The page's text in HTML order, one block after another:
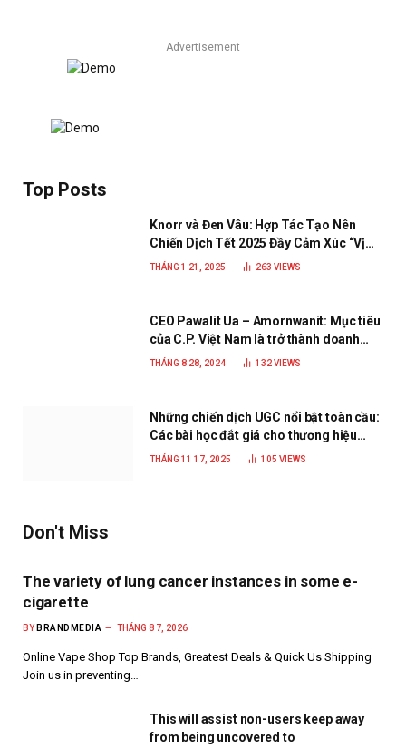
Advertisement
Top Posts
Knorr và Đen Vâu: Hợp Tác Tạo Nên
Chiến Dịch Tết 2025 Đầy Cảm Xúc “Vị
Nhà”
THÁNG 1 21, 2025 263 VIEWS
CEO Pawalit Ua – Amornwanit: Mục tiêu
của C.P. Việt Nam là trở thành doanh
nghiệp xanh, phát triển bền vững
THÁNG 8 28, 2024 132VIEWS
Những chiến dịch UGC nổi bật toàn cầu:
Các bài học đắt giá cho thương hiệu
năm 2025
THÁNG 11 17, 2025 105 VIEWS
Don't Miss
The variety of lung cancer instances in some e-
cigarette
BY BRANDMEDIA THÁNG 8 7, 2026
Online Vape Shop Top Brands, Greatest Deals & Quick Us Shipping
Join us in preventing…
This will assist non-users keep away
from being uncovered to